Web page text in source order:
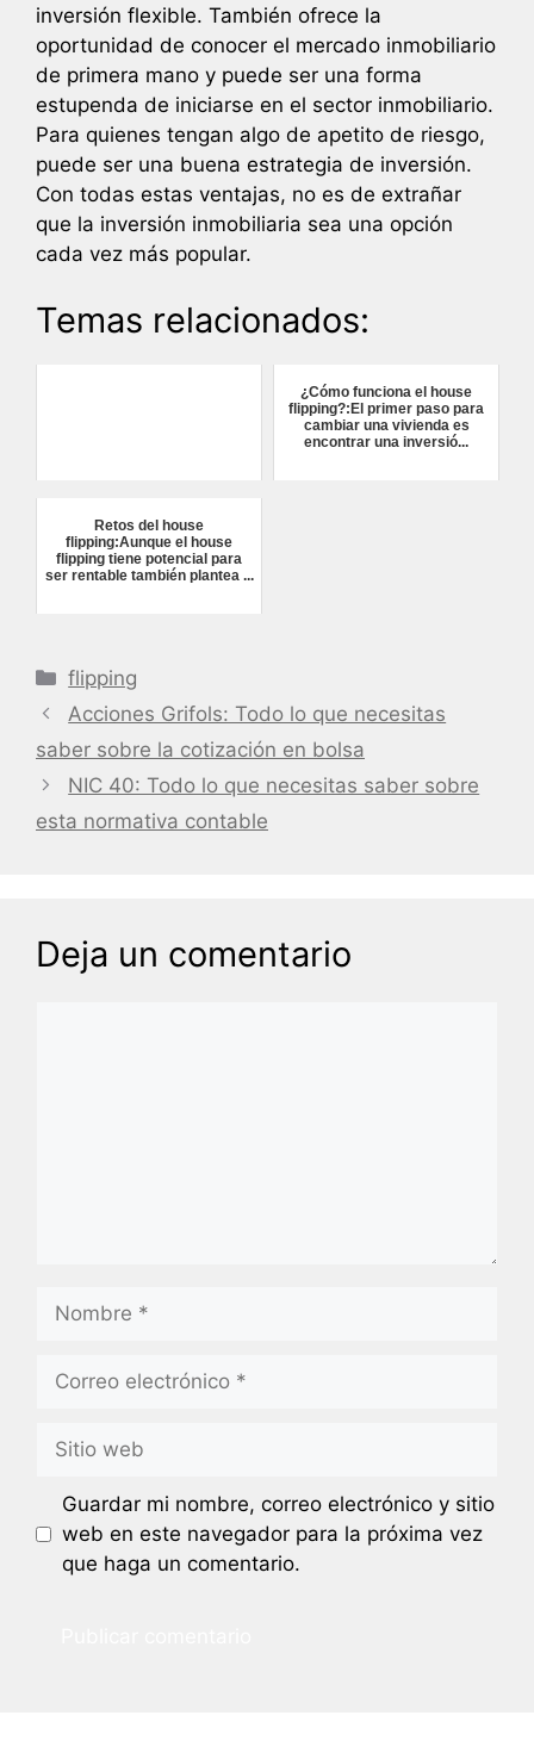
inversión flexible. También ofrece la
oportunidad de conocer el mercado inmobiliario
de primera mano y puede ser una forma
estupenda de iniciarse en el sector inmobiliario.
Para quienes tengan algo de apetito de riesgo,
puede ser una buena estrategia de inversión.
Con todas estas ventajas, no es de extrañar
que la inversión inmobiliaria sea una opción
cada vez más popular.
Temas relacionados:
¿Cómo funciona el house
flipping?:El primer paso para
cambiar una vivienda es
encontrar una inversió...
Retos del house
flipping:Aunque el house
flipping tiene potencial para
ser rentable también plantea ...
Categorías
flipping
Acciones Grifols: Todo lo que necesitas
saber sobre la cotización en bolsa
NIC 40: Todo lo que necesitas saber sobre
esta normativa contable
Deja un comentario
electrónico
web
Guardar mi nombre, correo electrónico y sitio
web en este navegador para la próxima vez
que haga un comentario.